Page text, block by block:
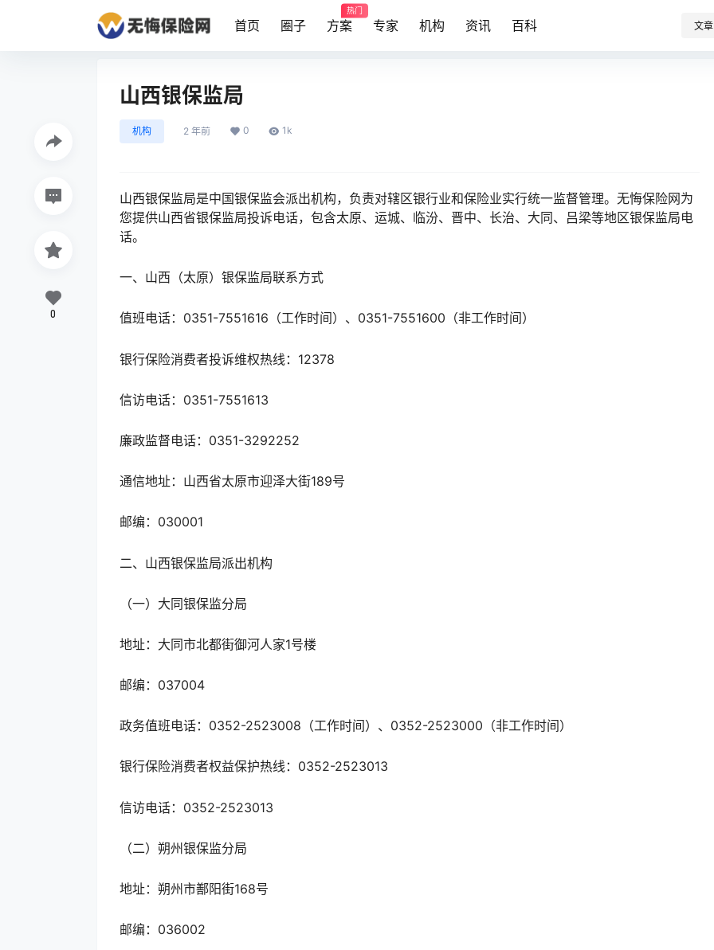
首页 圈子 方案
热门
专家 机构 资讯 百科 文章
山西银保监局
机构 2 年前 0 1k
山西银保监局是中国银保监会派出机构，负责对辖区银行业和保险业实行统一监督管理。无悔保险网为
您提供山西省银保监局投诉电话，包含太原、运城、临汾、晋中、长治、大同、吕梁等地区银保监局电
话。
一、山西（太原）银保监局联系方式
值班电话：0351-7551616（工作时间）、0351-7551600（非工作时间）
银行保险消费者投诉维权热线：12378
信访电话：0351-7551613
廉政监督电话：0351-3292252
通信地址：山西省太原市迎泽大街189号
邮编：030001
二、山西银保监局派出机构
（一）大同银保监分局
地址：大同市北都街御河人家1号楼
邮编：037004
政务值班电话：0352-2523008（工作时间）、0352-2523000（非工作时间）
银行保险消费者权益保护热线：0352-2523013
信访电话：0352-2523013
（二）朔州银保监分局
地址：朔州市鄯阳街168号
邮编：036002
0